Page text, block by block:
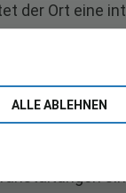
der Ort eine
Aufnahme
bis ins
wobei er sein
ALLE ABLEHNEN